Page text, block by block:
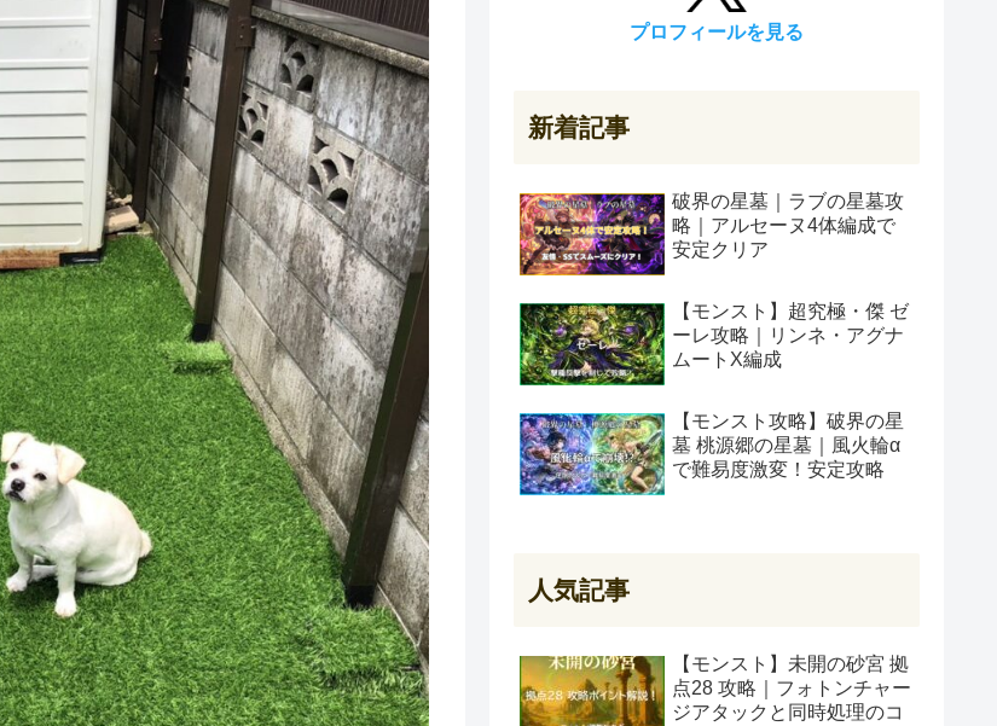
プロフィールを見る
新着記事
破界の星墓｜ラブの星墓攻
略｜アルセーヌ4体編成で
安定クリア
【モンスト】超究極・傑 ゼ
ーレ攻略｜リンネ・アグナ
ムートX編成
【モンスト攻略】破界の星
墓 桃源郷の星墓｜風火輪α
で難易度激変！安定攻略
人気記事
【モンスト】未開の砂宮 拠
点28 攻略｜フォトンチャー
ジアタックと同時処理のコ